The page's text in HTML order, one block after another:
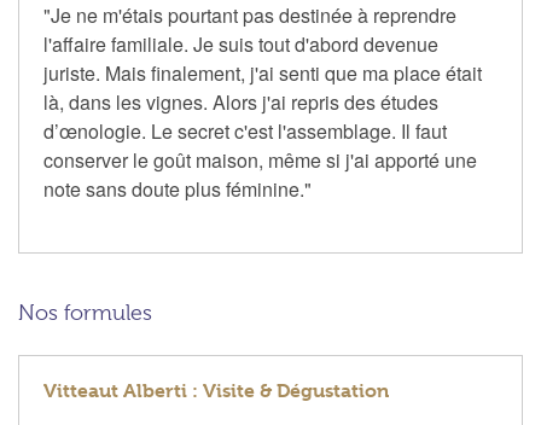
"Je ne m'étais pourtant pas destinée à reprendre
l'affaire familiale. Je suis tout d'abord devenue
juriste. Mais finalement, j'ai senti que ma place était
là, dans les vignes. Alors j'ai repris des études
d’œnologie. Le secret c'est l'assemblage. Il faut
conserver le goût maison, même si j'ai apporté une
note sans doute plus féminine."
Nos formules
Vitteaut Alberti : Visite & Dégustation